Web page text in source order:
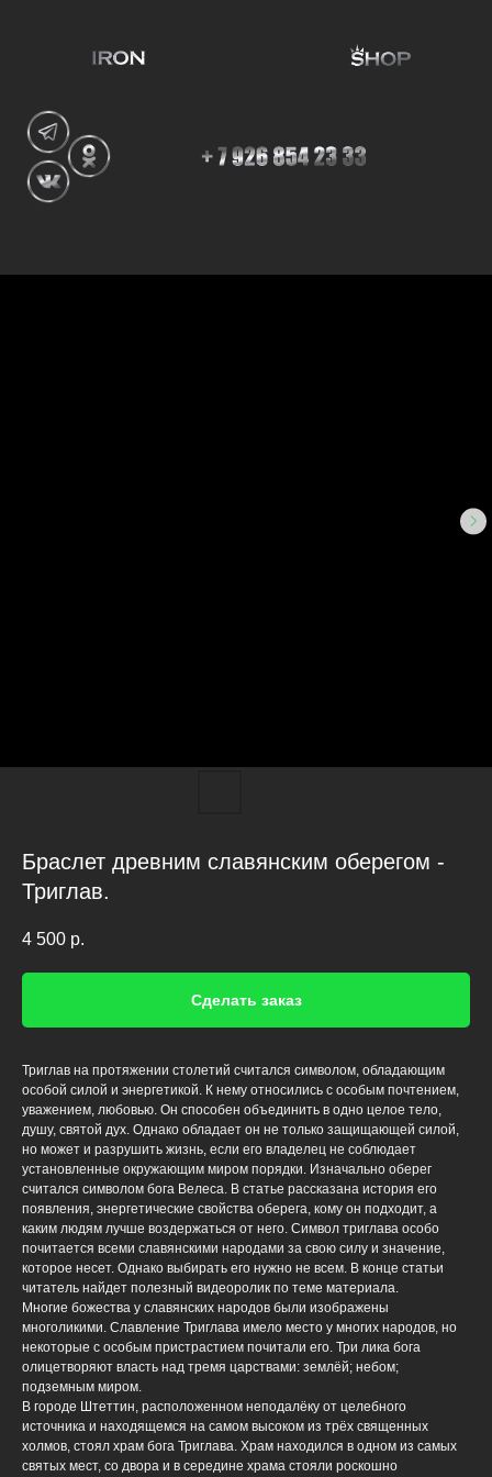
Браслет древним славянским оберегом -
Триглав.
4 500 р.
Сделать заказ
Триглав на протяжении столетий считался символом, обладающим
особой силой и энергетикой. К нему относились с особым почтением,
уважением, любовью. Он способен объединить в одно целое тело,
душу, святой дух. Однако обладает он не только защищающей силой,
но может и разрушить жизнь, если его владелец не соблюдает
установленные окружающим миром порядки. Изначально оберег
считался символом бога Велеса. В статье рассказана история его
появления, энергетические свойства оберега, кому он подходит, а
каким людям лучше воздержаться от него. Символ триглава особо
почитается всеми славянскими народами за свою силу и значение,
которое несет. Однако выбирать его нужно не всем. В конце статьи
читатель найдет полезный видеоролик по теме материала.
Многие божества у славянских народов были изображены
многоликими. Славление Триглава имело место у многих народов, но
некоторые с особым пристрастием почитали его. Три лика бога
олицетворяют власть над тремя царствами: землёй; небом;
подземным миром.
В городе Штеттин, расположенном неподалёку от целебного
источника и находящемся на самом высоком из трёх священных
холмов, стоял храм бога Триглава. Храм находился в одном из самых
святых мест, со двора и в середине храма стояли роскошно